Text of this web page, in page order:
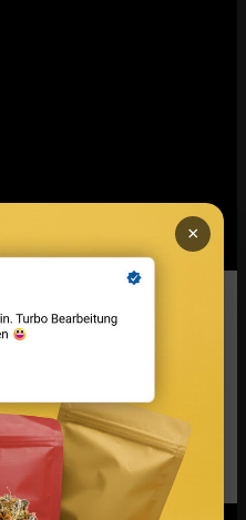
finanzieren
ohne Eigenkapital.
ist einer der
langfristigen
Erfolg, hier ist
×